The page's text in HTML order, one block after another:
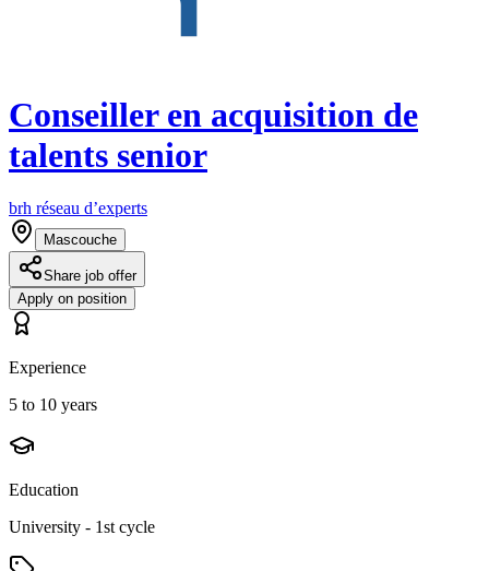
Conseiller en acquisition de
talents senior
brh réseau d’experts
Mascouche
Share job offer
Apply on position
Experience
5 to 10 years
Education
University - 1st cycle